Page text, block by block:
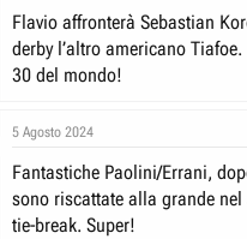
Flavio affronterà Sebastian
derby l’altro americano
30 del mondo!
5 Agosto 2024
Fantastiche Paolini/Errani,
sono riscattate alla grande
tie-break. Super!